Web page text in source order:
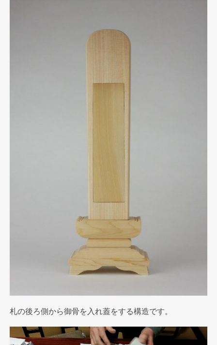
札の後ろ側から御骨を入れ蓋をする構造です。